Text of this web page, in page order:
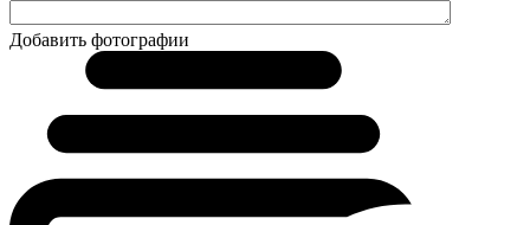
Добавить фотографии